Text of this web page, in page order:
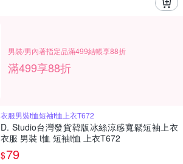
男裝/男內著指定品滿499結帳享88折
滿499享88折
衣服男裝t恤短袖t恤上衣T672
D. Studio台灣發貨韓版冰絲涼感寬鬆短袖上衣
衣服 男裝 t恤 短袖t恤 上衣T672
$79